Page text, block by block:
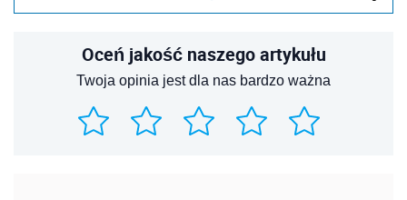
Oceń jakość naszego artykułu
Twoja opinia jest dla nas bardzo ważna